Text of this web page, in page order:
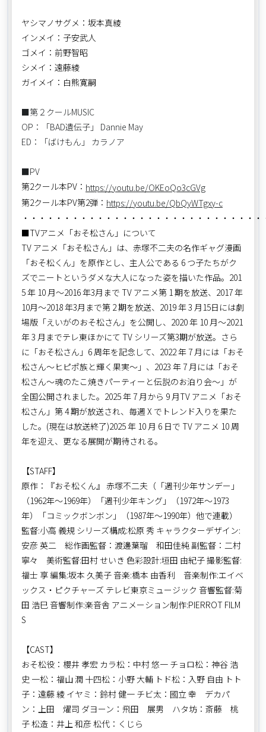
ヤシマノサグメ：坂本真綾
インメイ：子安武人
ゴメイ：前野智昭
シメイ：遠藤綾
ガイメイ：白熊寛嗣
■第２クールMUSIC
OP：「BAD遺伝子」 Dannie May
ED：「ばけもん」 カラノア
■PV
第2クール本PV： https://youtu.be/OKEoQo3cGVg
第2クール本PV第2弾： https://youtu.be/QbQyWTgxy-c
・・・・・・・・・・・・・・・・・・・・・・・・・・・・
■TVアニメ「おそ松さん」について
TV アニメ「おそ松さん」は、赤塚不二夫の名作ギャグ漫画
「おそ松くん」を原作とし、主人公である 6 つ子たちがク
ズでニートというダメな大人になった姿を描いた作品。201
5 年 10 月～2016 年3月まで TV アニメ第 1 期を放送、2017 年
10月～2018 年3月まで第 2 期を放送、2019 年 3 月15日には劇
場版「えいがのおそ松さん」を公開し、2020 年 10 月～2021
年 3 月までテレ東ほかにて TV シリーズ第3期が放送。さら
に「おそ松さん」6 周年を記念して、2022 年 7 月には「おそ
松さん～ヒピポ族と輝く果実～」、2023 年 7 月には「おそ
松さん～魂のたこ焼きパーティーと伝説のお泊り会～」が
全国公開されました。2025 年 7 月から 9 月TV アニメ「おそ
松さん」第 4 期が放送され、毎週 X でトレンド入りを果た
した。(現在は放送終了)2025 年 10 月 6 日で TV アニメ 10 周
年を迎え、更なる展開が期待される。
【STAFF】
原作：『おそ松くん』 赤塚不二夫（「週刊少年サンデー」
（1962年～1969年）「週刊少年キング」（1972年～1973
年）「コミックボンボン」（1987年～1990年）他で連載）
監督:小高 義規 シリーズ構成:松原 秀 キャラクターデザイン:
安彦 英二 総作画監督：渡邊葉瑠 和田佳純 副監督：二村
寧々 美術監督:田村 せいき 色彩設計:垣田 由紀子 撮影監督:
福士 享 編集:坂本 久美子 音楽:橋本 由香利 音楽制作:エイベ
ックス・ピクチャーズ テレビ東京ミュージック 音響監督:菊
田 浩巳 音響制作:楽音舎 アニメーション制作:PIERROT FILM
S
【CAST】
おそ松役：櫻井 孝宏 カラ松：中村 悠一 チョロ松：神谷 浩
史 一松：福山 潤 十四松：小野 大輔 トド松：入野 自由 トト
子：遠藤 綾 イヤミ：鈴村 健一 チビ太：國立 幸 デカパ
ン：上田 燿司 ダヨーン：飛田 展男 ハタ坊：斎藤 桃
子 松造：井上 和彦 松代：くじら